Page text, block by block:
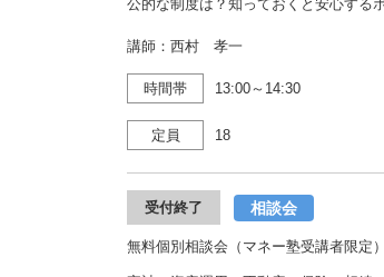
公的な制度は？知っておくと安心する
講師：西村 孝一
時間帯 13:00～14:30
定員 18
受付終了 相談会
無料個別相談会（マネー塾受講者限定）